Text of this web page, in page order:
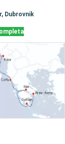
Dubrovnik